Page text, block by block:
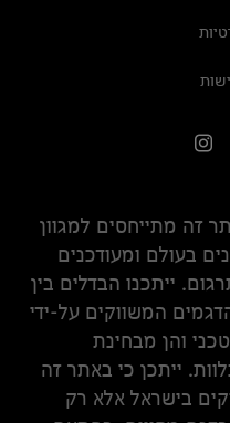
זה מתייחסים למגוון
בעולם ומעודכנים
ייתכנו הבדלים בין
המשווקים על-ידי
והן מבחינת
ייתכן כי באתר זה
בישראל אלא רק